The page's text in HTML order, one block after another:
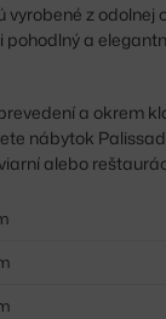
z odolnej
a
a okrem
nábytok
alebo